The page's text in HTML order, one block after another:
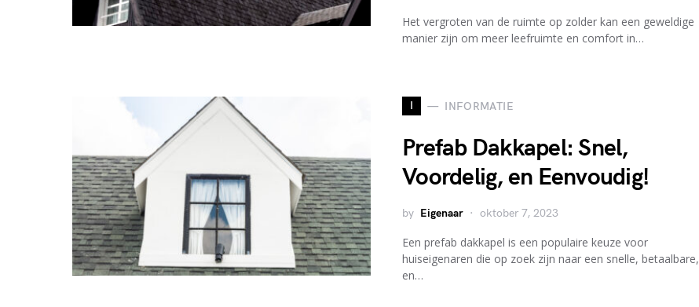
Het vergroten van de ruimte op zolder kan een geweldige
manier zijn om meer leefruimte en comfort in…
I INFORMATIE
Prefab Dakkapel: Snel,
Voordelig, en Eenvoudig!
by Eigenaar oktober 7, 2023
Een prefab dakkapel is een populaire keuze voor
huiseigenaren die op zoek zijn naar een snelle, betaalbare,
en…